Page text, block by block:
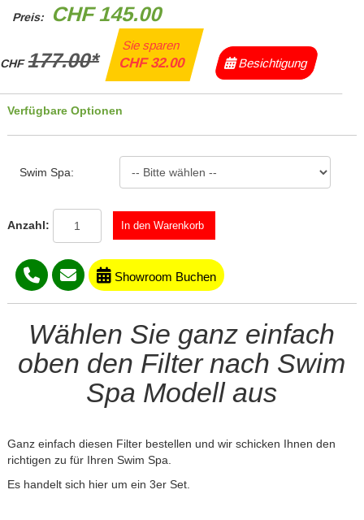
Preis: CHF 145.00
CHF177.00*
Sie sparen
CHF 32.00 Besichtigung
Verfügbare Optionen
Swim Spa:
Anzahl:
Showroom Buchen
Wählen Sie ganz einfach
oben den Filter nach Swim
Spa Modell aus
Ganz einfach diesen Filter bestellen und wir schicken Ihnen den
richtigen zu für Ihren Swim Spa.
Es handelt sich hier um ein 3er Set.